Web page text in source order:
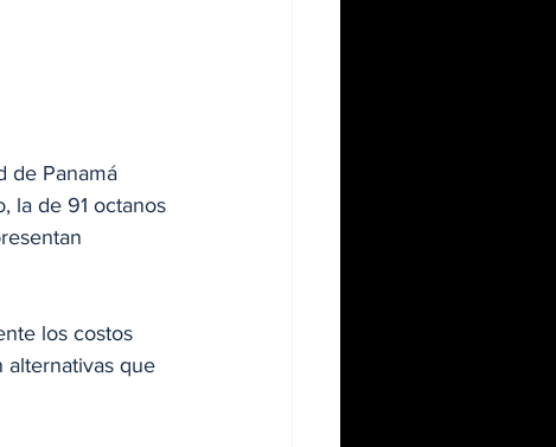
de Panamá
la de 91 octanos
los costos
alternativas que